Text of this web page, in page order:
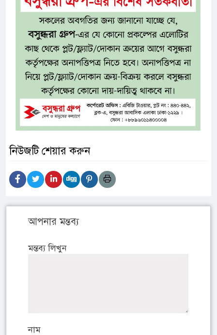
নিউজটি শেয়ার করুন
আপনার মন্তব্য
মন্তব্য লিখুন
নাম